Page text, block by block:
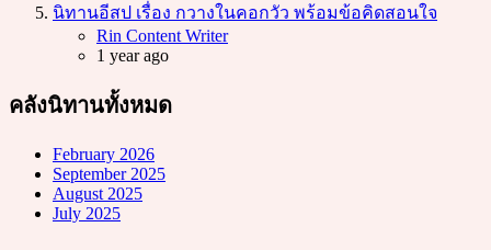
นิทานอีสป เรื่อง กวางในคอกวัว พร้อมข้อคิดสอนใจ
Posted
Rin Content Writer
1 year ago
คลังนิทานทั้งหมด
February 2026
September 2025
August 2025
July 2025